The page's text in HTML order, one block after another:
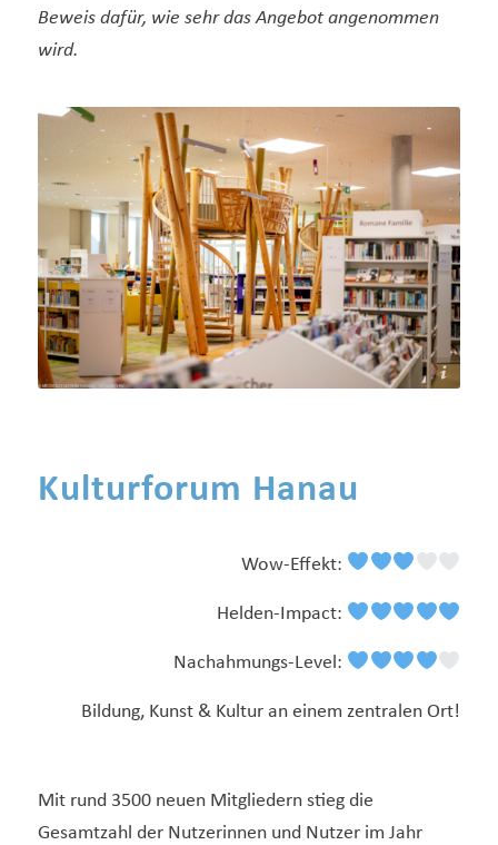
Beweis dafür, wie sehr das Angebot angenommen
wird.
Medienzentrum Hanau - Bildarchiv
Kulturforum Hanau
Wow-Effekt:
Helden-Impact:
Nachahmungs-Level:
Bildung, Kunst & Kultur an einem zentralen Ort!
Mit rund 3500 neuen Mitgliedern stieg die
Gesamtzahl der Nutzerinnen und Nutzer im Jahr